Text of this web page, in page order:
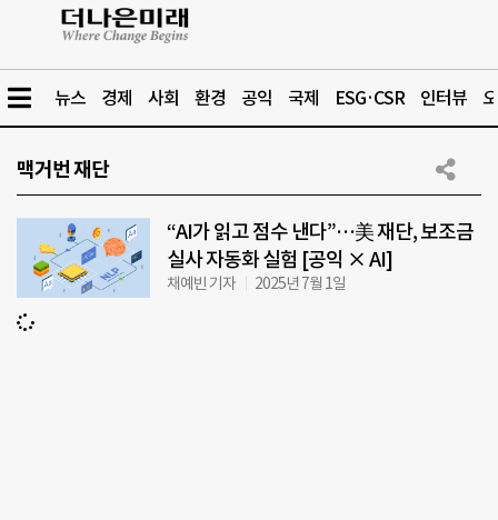
뉴스 경제 사회 환경 공익 국제 ESG·CSR 인터뷰
맥거번 재단
“AI가 읽고 점수 낸다”…美 재단, 보조금
실사 자동화 실험 [공익 × AI]
채예빈 기자 2025년 7월 1일